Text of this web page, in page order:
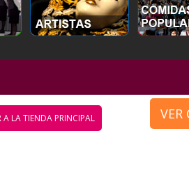
VER
A LA TIENDA PRINCIPAL